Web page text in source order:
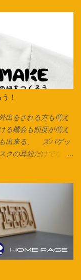
！
出をされる方も増え
る機会も頻度が増え
も出来る、 ズパゲッ
の耳紐だけでな
てあるTシャツ、カッ
してから始めま
でハサミを入れてい
のでご注意ください。
ていますが、 市販の
いときは2cm～2.5cm
はマスク紐なので、